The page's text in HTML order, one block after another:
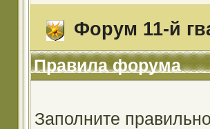
Форум 11-й
Правила форума
Заполните